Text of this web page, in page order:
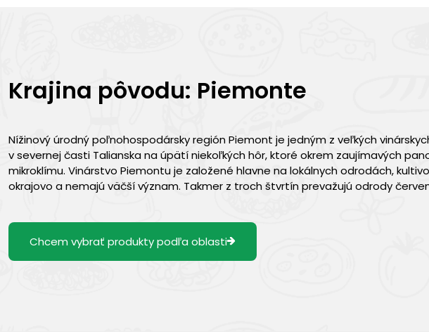
Krajina pôvodu: Piemonte
Nížinový úrodný poľnohospodársky región Piemont je jedným z veľkých
v severnej časti Talianska na úpätí niekoľkých hôr, ktoré okrem zaujímavých
mikroklímu. Vinárstvo Piemontu je založené hlavne na lokálnych odrodách,
okrajovo a nemajú väčší význam. Takmer z troch štvrtín prevažujú odrody
Chcem vybrať produkty podľa oblasti